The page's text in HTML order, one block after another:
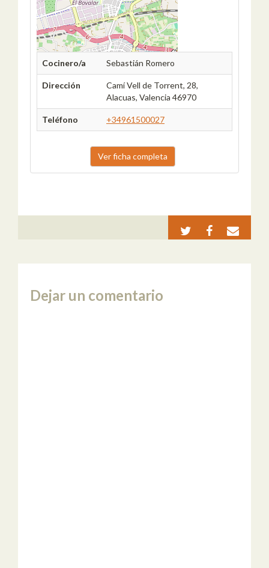
Cocinero/a Sebastián Romero
Dirección
Camí Vell de Torrent, 28,
Alacuas, Valencia 46970
Teléfono +34961500027
Ver ficha completa
Dejar un comentario